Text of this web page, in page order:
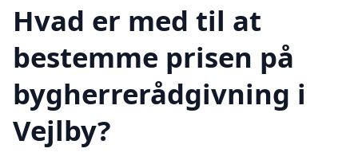
Hvad er med til at
bestemme prisen på
bygherrerådgivning i
Vejlby?